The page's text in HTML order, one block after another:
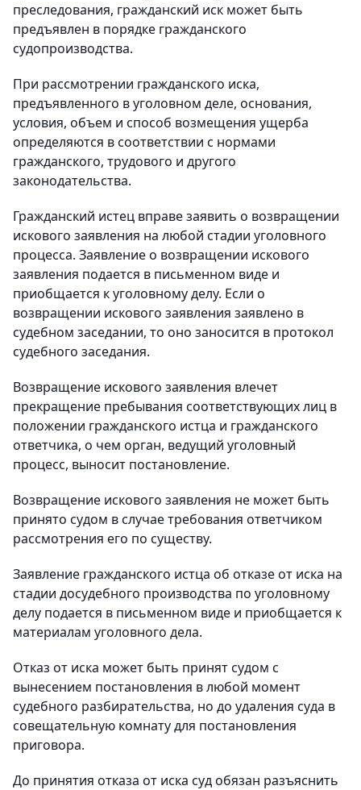
преследования, гражданский иск может быть
предъявлен в порядке гражданского
судопроизводства.
При рассмотрении гражданского иска,
предъявленного в уголовном деле, основания,
условия, объем и способ возмещения ущерба
определяются в соответствии с нормами
гражданского, трудового и другого
законодательства.
Гражданский истец вправе заявить о возвращении
искового заявления на любой стадии уголовного
процесса. Заявление о возвращении искового
заявления подается в письменном виде и
приобщается к уголовному делу. Если о
возвращении искового заявления заявлено в
судебном заседании, то оно заносится в протокол
судебного заседания.
Возвращение искового заявления влечет
прекращение пребывания соответствующих лиц в
положении гражданского истца и гражданского
ответчика, о чем орган, ведущий уголовный
процесс, выносит постановление.
Возвращение искового заявления не может быть
принято судом в случае требования ответчиком
рассмотрения его по существу.
Заявление гражданского истца об отказе от иска на
стадии досудебного производства по уголовному
делу подается в письменном виде и приобщается к
материалам уголовного дела.
Отказ от иска может быть принят судом с
вынесением постановления в любой момент
судебного разбирательства, но до удаления суда в
совещательную комнату для постановления
приговора.
До принятия отказа от иска суд обязан разъяснить